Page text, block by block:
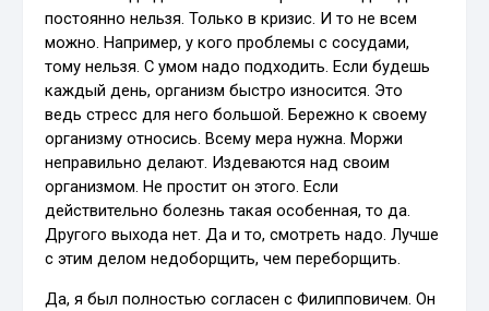
постоянно нельзя. Только в кризис. И то не всем
можно. Например, у кого проблемы с сосудами,
тому нельзя. С умом надо подходить. Если будешь
каждый день, организм быстро износится. Это
ведь стресс для него большой. Бережно к своему
организму относись. Всему мера нужна. Моржи
неправильно делают. Издеваются над своим
организмом. Не простит он этого. Если
действительно болезнь такая особенная, то да.
Другого выхода нет. Да и то, смотреть надо. Лучше
с этим делом недоборщить, чем переборщить.
Да, я был полностью согласен с Филипповичем. Он